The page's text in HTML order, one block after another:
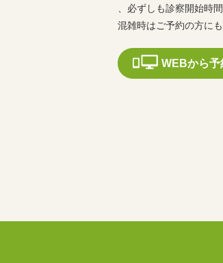
、必ずしも診察開始時
混雑時はご予約の方に
WEBから予